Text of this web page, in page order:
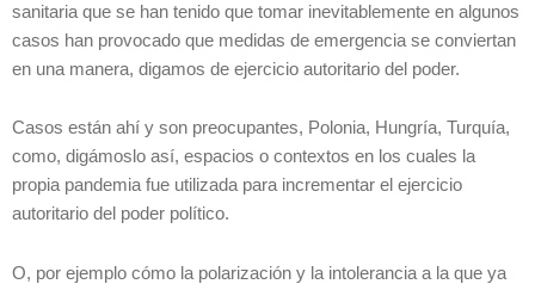
sanitaria que se han tenido que tomar inevitablemente en algunos
casos han provocado que medidas de emergencia se conviertan
en una manera, digamos de ejercicio autoritario del poder.
Casos están ahí y son preocupantes, Polonia, Hungría, Turquía,
como, digámoslo así, espacios o contextos en los cuales la
propia pandemia fue utilizada para incrementar el ejercicio
autoritario del poder político.
O, por ejemplo cómo la polarización y la intolerancia a la que ya